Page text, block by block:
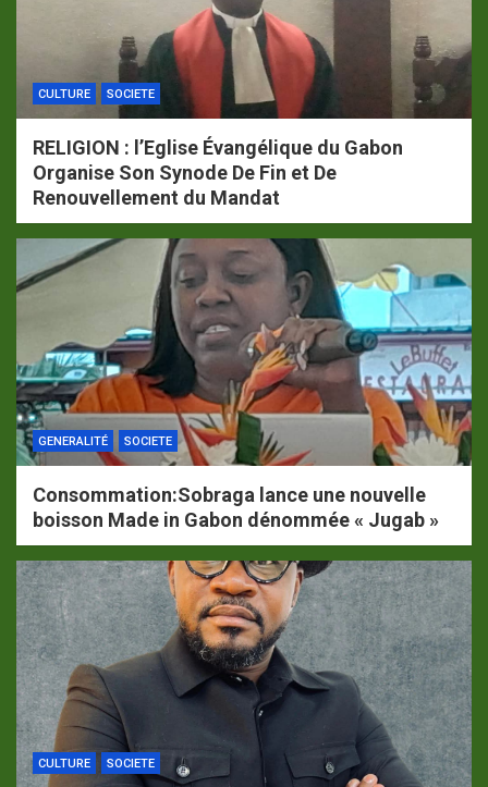
CULTURE SOCIETE
RELIGION : l’Eglise Évangélique du Gabon
Organise Son Synode De Fin et De
Renouvellement du Mandat
GENERALITÉ SOCIETE
Consommation:Sobraga lance une nouvelle
boisson Made in Gabon dénommée « Jugab »
CULTURE SOCIETE